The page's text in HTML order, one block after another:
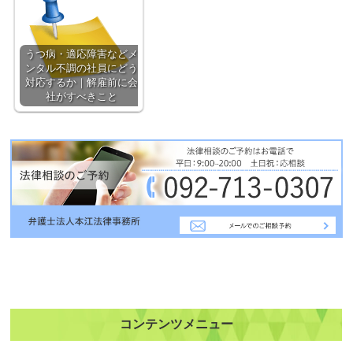
うつ病・適応障害などメ
ンタル不調の社員にどう
対応するか｜解雇前に会
社がすべきこと
コンテンツメニュー